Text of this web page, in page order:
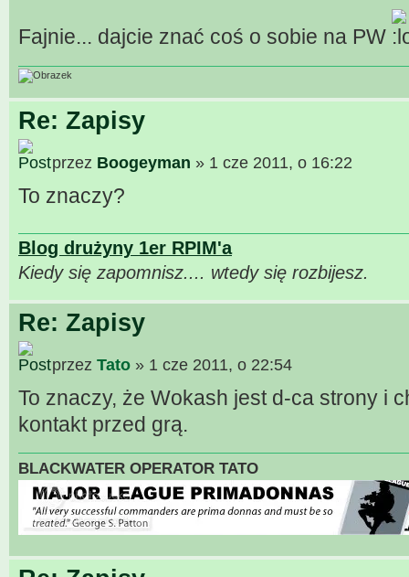
Fajnie... dajcie znać coś o sobie na PW
Re: Zapisy
przez Boogeyman » 1 cze 2011, o 16:22
To znaczy?
Blog drużyny 1er RPIM'a
Kiedy się zapomnisz.... wtedy się rozbijesz.
Re: Zapisy
przez Tato » 1 cze 2011, o 22:54
To znaczy, że Wokash jest d-ca strony i
kontakt przed grą.
BLACKWATER OPERATOR TATO